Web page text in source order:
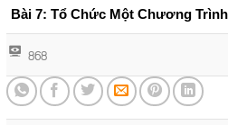
Bài 7: Tổ Chức Một Chương
868